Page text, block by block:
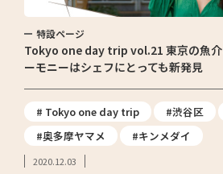
特設ページ
Tokyo one day trip vol.21 東京の魚介
ーモニーはシェフにとっても新発見
# Tokyo one day trip #渋谷区
#奥多摩ヤマメ
#キンメダイ
2020.12.03